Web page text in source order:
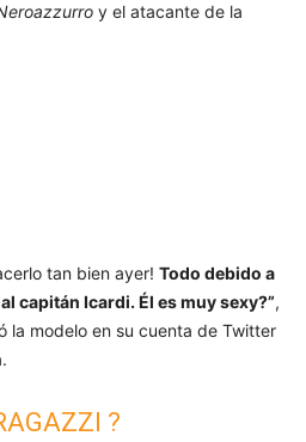
y el atacante de la
tan bien ayer! Todo debido a
capitán Icardi. Él es muy sexy?”,
la modelo en su cuenta de Twitter
?